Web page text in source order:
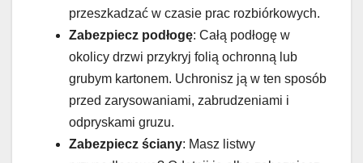
przeszkadzać w czasie prac rozbiórkowych.
Zabezpiecz podłogę: Całą podłogę w
okolicy drzwi przykryj folią ochronną lub
grubym kartonem. Uchronisz ją w ten sposób
przed zarysowaniami, zabrudzeniami i
odpryskami gruzu.
Zabezpiecz ściany: Masz listwy